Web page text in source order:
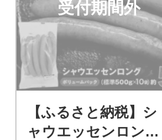
受付期間外
【ふるさと納税】シ
ャウエッセンロング5